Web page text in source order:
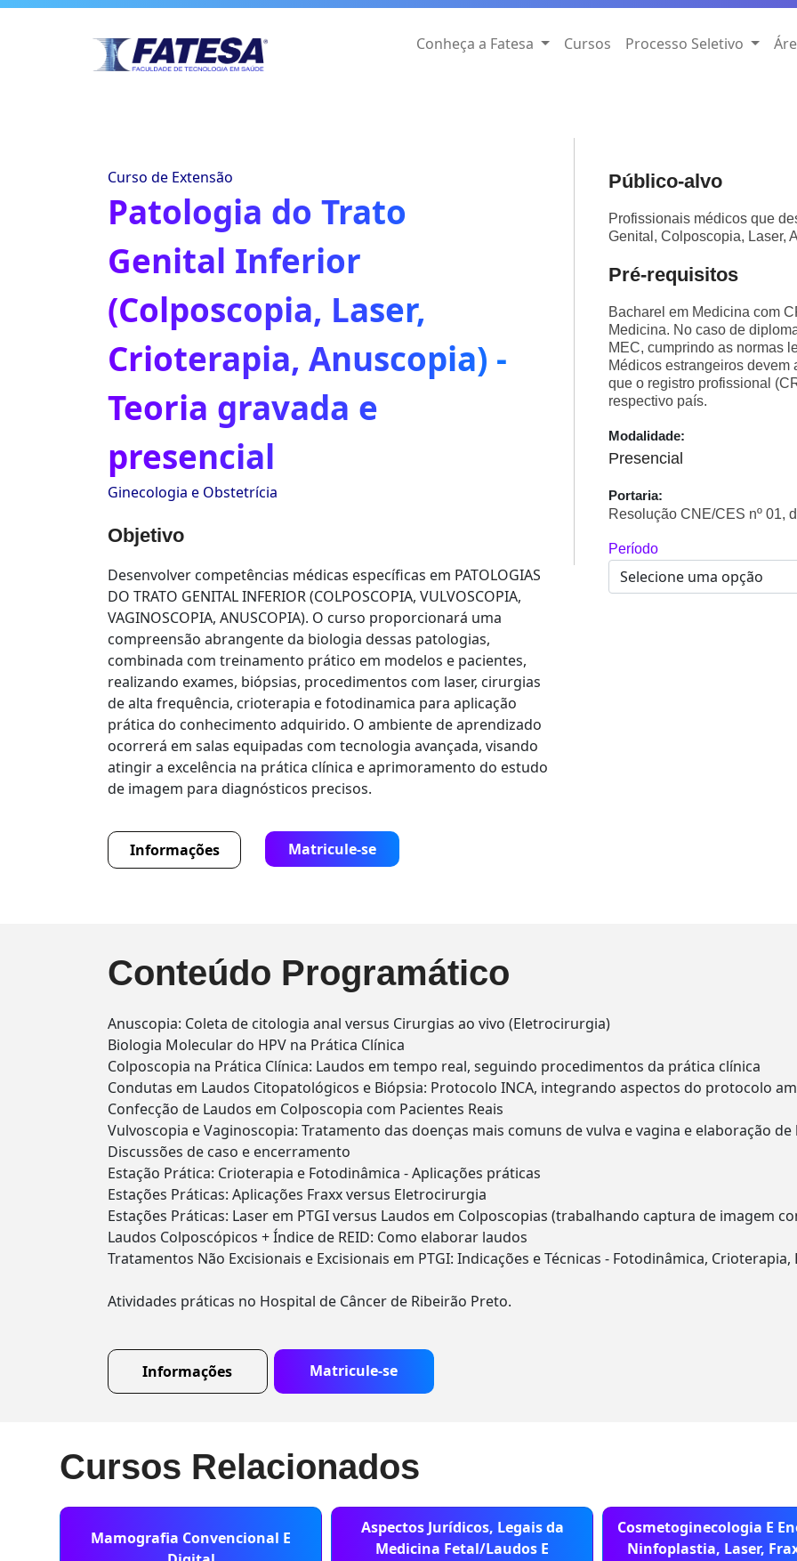
Conheça a Fatesa Cursos Processo Seletivo
Curso de Extensão
Patologia do Trato
Genital Inferior
(Colposcopia, Laser,
Crioterapia, Anuscopia) -
Teoria gravada e
presencial
Ginecologia e Obstetrícia
Objetivo
Desenvolver competências médicas específicas em PATOLOGIAS
DO TRATO GENITAL INFERIOR (COLPOSCOPIA, VULVOSCOPIA,
VAGINOSCOPIA, ANUSCOPIA). O curso proporcionará uma
compreensão abrangente da biologia dessas patologias,
combinada com treinamento prático em modelos e pacientes,
realizando exames, biópsias, procedimentos com laser, cirurgias
de alta frequência, crioterapia e fotodinamica para aplicação
prática do conhecimento adquirido. O ambiente de aprendizado
ocorrerá em salas equipadas com tecnologia avançada, visando
atingir a excelência na prática clínica e aprimoramento do estudo
de imagem para diagnósticos precisos.
Informações Matricule-se
Público-alvo
Profissionais médicos que
Genital, Colposcopia, Laser,
Pré-requisitos
Bacharel em Medicina com
Medicina. No caso de
MEC, cumprindo as normas
Médicos estrangeiros
que o registro profissional
respectivo país.
Modalidade:
Presencial
Portaria:
Resolução CNE/CES nº 01,
Período
Conteúdo Programático
Anuscopia: Coleta de citologia anal versus Cirurgias ao vivo (Eletrocirurgia)
Biologia Molecular do HPV na Prática Clínica
Colposcopia na Prática Clínica: Laudos em tempo real, seguindo procedimentos da prática clínica
Condutas em Laudos Citopatológicos e Biópsia: Protocolo INCA, integrando aspectos do protocolo
Confecção de Laudos em Colposcopia com Pacientes Reais
Vulvoscopia e Vaginoscopia: Tratamento das doenças mais comuns de vulva e vagina e elaboração de
Discussões de caso e encerramento
Estação Prática: Crioterapia e Fotodinâmica - Aplicações práticas
Estações Práticas: Aplicações Fraxx versus Eletrocirurgia
Estações Práticas: Laser em PTGI versus Laudos em Colposcopias (trabalhando captura de imagem
Laudos Colposcópicos + Índice de REID: Como elaborar laudos
Tratamentos Não Excisionais e Excisionais em PTGI: Indicações e Técnicas - Fotodinâmica,
Atividades práticas no Hospital de Câncer de Ribeirão Preto.
Informações Matricule-se
Cursos Relacionados
Mamografia Convencional E
Aspectos Jurídicos, Legais da
Medicina Fetal/Laudos E
Cosmetoginecologia E
Ninfoplastia, Laser,